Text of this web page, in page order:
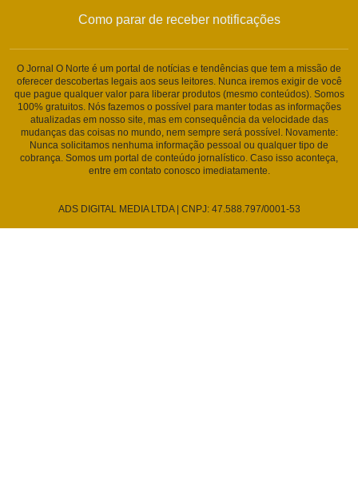
Como parar de receber notificações
O Jornal O Norte é um portal de notícias e tendências que tem a missão de
oferecer descobertas legais aos seus leitores. Nunca iremos exigir de você
que pague qualquer valor para liberar produtos (mesmo conteúdos). Somos
100% gratuitos. Nós fazemos o possível para manter todas as informações
atualizadas em nosso site, mas em consequência da velocidade das
mudanças das coisas no mundo, nem sempre será possível. Novamente:
Nunca solicitamos nenhuma informação pessoal ou qualquer tipo de
cobrança. Somos um portal de conteúdo jornalístico. Caso isso aconteça,
entre em contato conosco imediatamente.
ADS DIGITAL MEDIA LTDA | CNPJ: 47.588.797/0001-53